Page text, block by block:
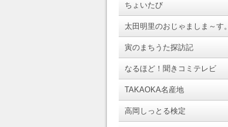
ちょいたび
太田明里のおじゃましま～す。
寅のまちうた探訪記
なるほど！聞きコミテレビ
TAKAOKA名産地
高岡しっとる検定